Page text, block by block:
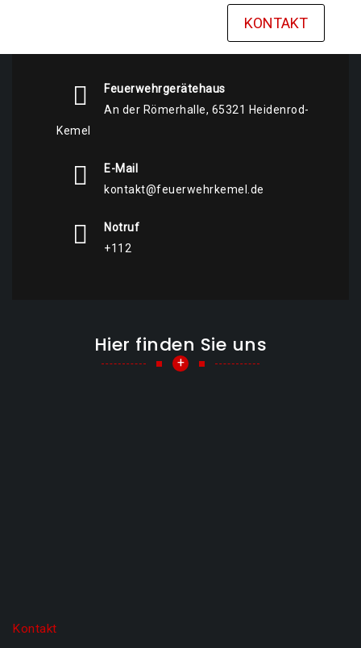
KONTAKT
Feuerwehrgerätehaus
An der Römerhalle, 65321 Heidenrod-
Kemel
E-Mail
kontakt@feuerwehrkemel.de
Notruf
+112
Hier finden Sie uns
+
Kontakt